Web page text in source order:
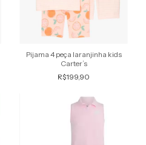
Pijama 4 peça laranjinha kids
Carter’s
R$199,90